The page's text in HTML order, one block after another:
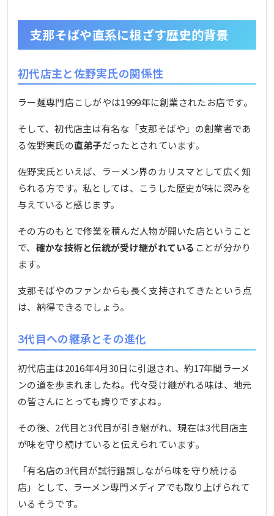
支那そばや直系に根ざす歴史的背景
初代店主と佐野実氏の関係性
ラー麺専門店こしがやは1999年に創業されたお店です。
そして、初代店主は有名な「支那そばや」の創業者であ
る佐野実氏の直弟子だったとされています。
佐野実氏といえば、ラーメン界のカリスマとして広く知
られる方です。私としては、こうした歴史が味に深みを
与えていると感じます。
その方のもとで修業を積んだ人物が開いた店ということ
で、 確かな技術と伝統が受け継がれている ことが分かり
ます。
支那そばやのファンからも長く支持されてきたという点
は、納得できるでしょう。
3代目への継承とその進化
初代店主は2016年4月30日に引退され、約17年間ラーメ
ンの道を歩まれましたね。代々受け継がれる味は、地元
の皆さんにとっても誇りですよね。
その後、2代目と3代目が引き継がれ、現在は3代目店主
が味を守り続けていると伝えられています。
「有名店の3代目が試行錯誤しながら味を守り続ける
店」として、ラーメン専門メディアでも取り上げられて
いるそうです。